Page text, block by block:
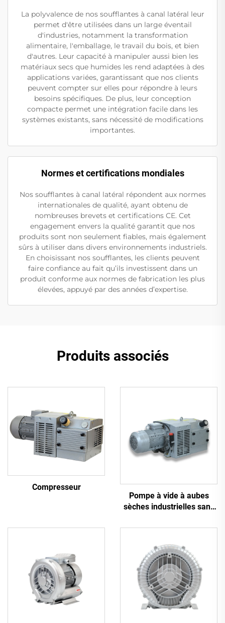
La polyvalence de nos soufflantes à canal latéral leur
permet d'être utilisées dans un large éventail
d'industries, notamment la transformation
alimentaire, l'emballage, le travail du bois, et bien
d'autres. Leur capacité à manipuler aussi bien les
matériaux secs que humides les rend adaptées à des
applications variées, garantissant que nos clients
peuvent compter sur elles pour répondre à leurs
besoins spécifiques. De plus, leur conception
compacte permet une intégration facile dans les
systèmes existants, sans nécessité de modifications
importantes.
Normes et certifications mondiales
Nos soufflantes à canal latéral répondent aux normes
internationales de qualité, ayant obtenu de
nombreuses brevets et certifications CE. Cet
engagement envers la qualité garantit que nos
produits sont non seulement fiables, mais également
sûrs à utiliser dans divers environnements industriels.
En choisissant nos soufflantes, les clients peuvent
faire confiance au fait qu’ils investissent dans un
produit conforme aux normes de fabrication les plus
élevées, appuyé par des années d’expertise.
Produits associés
Compresseur
Pompe à vide à aubes
sèches industrielles sans